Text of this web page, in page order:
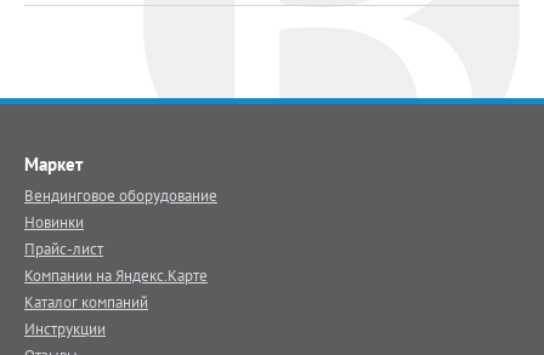
Маркет
Вендинговое оборудование
Новинки
Прайс-лист
Компании на Яндекс.Карте
Каталог компаний
Инструкции